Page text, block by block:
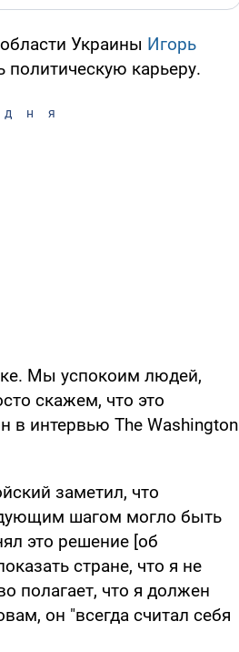
Украины Игорь
политическую карьеру.
Мы успокоим людей,
скажем, что это
в интервью The Washington
заметил, что
шагом могло быть
это решение [об
стране, что я не
полагает, что я должен
он "всегда считал себя